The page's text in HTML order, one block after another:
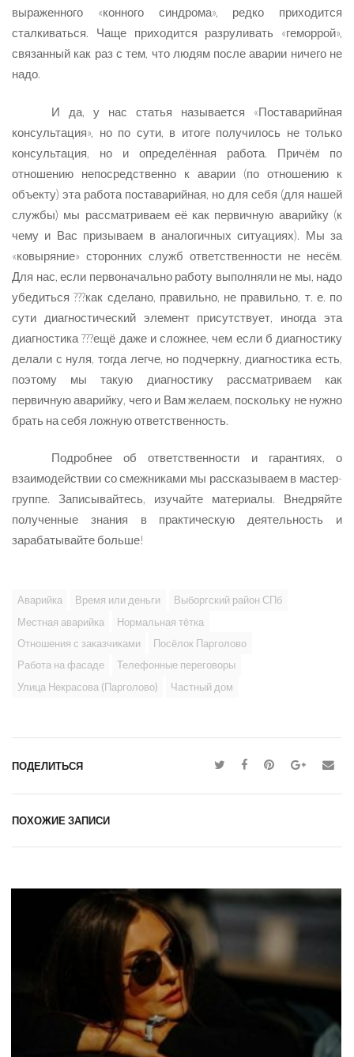
выраженного «конного синдрома», редко приходится
сталкиваться. Чаще приходится разруливать «геморрой»,
связанный как раз с тем, что людям после аварии ничего не
надо.
И да, у нас статья называется «Поставарийная
консультация», но по сути, в итоге получилось не только
консультация, но и определённая работа. Причём по
отношению непосредственно к аварии (по отношению к
объекту) эта работа поставарийная, но для себя (для нашей
службы) мы рассматриваем её как первичную аварийку (к
чему и Вас призываем в аналогичных ситуациях). Мы за
«ковыряние» сторонних служб ответственности не несём.
Для нас, если первоначально работу выполняли не мы, надо
убедиться ???как сделано, правильно, не правильно, т. е. по
сути диагностический элемент присутствует, иногда эта
диагностика ???ещё даже и сложнее, чем если б диагностику
делали с нуля, тогда легче, но подчеркну, диагностика есть,
поэтому мы такую диагностику рассматриваем как
первичную аварийку, чего и Вам желаем, поскольку не нужно
брать на себя ложную ответственность.
Подробнее об ответственности и гарантиях, о
взаимодействии со смежниками мы рассказываем в мастер-
группе. Записывайтесь, изучайте материалы. Внедряйте
полученные знания в практическую деятельность и
зарабатывайте больше!
Аварийка Время или деньги
Выборгский район СПб
Местная аварийка
Нормальная тётка
Отношения с заказчиками
Посёлок Парголово
Работа на фасаде
Телефонные переговоры
Улица Некрасова (Парголово)
Частный дом
ПОДЕЛИТЬСЯ
ПОХОЖИЕ ЗАПИСИ